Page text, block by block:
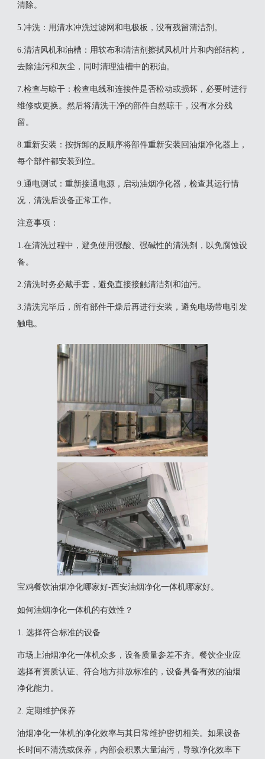
清除。
‌5.冲洗‌：用清水冲洗过滤网和电极板，没有残留清洁剂。
‌6.清洁风机和油槽‌：用软布和清洁剂擦拭风机叶片和内部结构，
去除油污和灰尘，同时清理油槽中的积油。
‌7.检查与晾干‌：检查电线和连接件是否松动或损坏，必要时进行
维修或更换。然后将清洗干净的部件自然晾干，没有水分残
留。
‌8.重新安装‌：按拆卸的反顺序将部件重新安装回油烟净化器上，
每个部件都安装到位。
‌9.通电测试‌：重新接通电源，启动油烟净化器，检查其运行情
况，清洗后设备正常工作。
‌注意事项‌：
1.在清洗过程中，避免使用强酸、强碱性的清洗剂，以免腐蚀设
备。
2.清洗时务必戴手套，避免直接接触清洁剂和油污。
3.清洗完毕后，所有部件干燥后再进行安装，避免电场带电引发
触电。
宝鸡餐饮油烟净化哪家好-西安油烟净化一体机哪家好。
如何油烟净化一体机的有效性？
1. 选择符合标准的设备
市场上油烟净化一体机众多，设备质量参差不齐。餐饮企业应
选择有资质认证、符合地方排放标准的，设备具备有效的油烟
净化能力。
2. 定期维护保养
油烟净化一体机的净化效率与其日常维护密切相关。如果设备
长时间不清洗或保养，内部会积累大量油污，导致净化效率下